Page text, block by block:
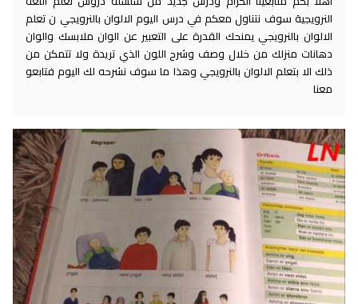
النرويجية سوف نتناول معكم في درس اليوم الالوان بالنرويجي ن تعلم
الالوان بالنرويجي يمنحك القدرة على التعبير عن الوان ملابسك والوان
دهانات منزلك من خلال وصف وشرح اللون الذي تريدة ولا تتمكن من
ذلك الا بتعلم الالوان بالنرويجي وهذا ما سوف نشرحه لك اليوم فتابعو
معنا